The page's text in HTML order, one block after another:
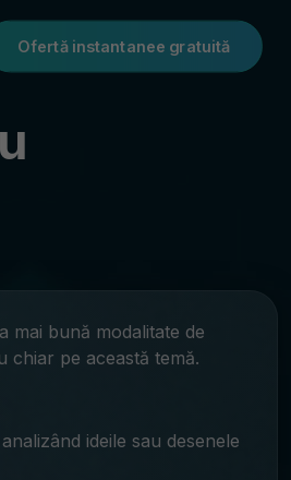
Ofertă instantanee gratuită
mai bună modalitate de
chiar pe această temă.
ideile sau desenele